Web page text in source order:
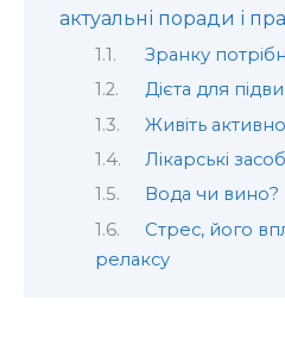
актуальні поради і
Зранку
Дієта для
Живіть
Лікарські
Вода чи вино?
Стрес, його
релаксу